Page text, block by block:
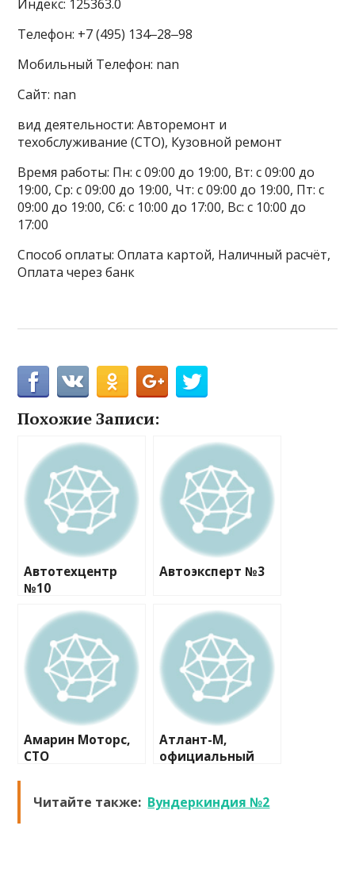
Индекс: 125363.0
Телефон: +7 (495) 134‒28‒98
Мобильный Телефон: nan
Сайт: nan
вид деятельности: Авторемонт и
техобслуживание (СТО), Кузовной ремонт
Время работы: Пн: с 09:00 до 19:00, Вт: с 09:00 до
19:00, Ср: с 09:00 до 19:00, Чт: с 09:00 до 19:00, Пт: с
09:00 до 19:00, Сб: с 10:00 до 17:00, Вс: с 10:00 до
17:00
Способ оплаты: Оплата картой, Наличный расчёт,
Оплата через банк
Похожие Записи:
Автотехцентр
№10
Автоэксперт №3
Амарин Моторс,
СТО
Атлант-М,
официальный
Читайте также: Вундеркиндия №2